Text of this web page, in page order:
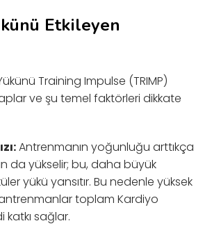
Etkileyen
Training Impulse (TRIMP)
ve şu temel faktörleri dikkate
Antrenmanın yoğunluğu arttıkça
da yükselir; bu, daha büyük
yükü yansıtır. Bu nedenle yüksek
toplam Kardiyo
katkı sağlar.